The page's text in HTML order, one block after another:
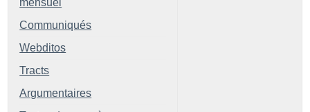
mensuel
Communiqués
Webditos
Tracts
Argumentaires